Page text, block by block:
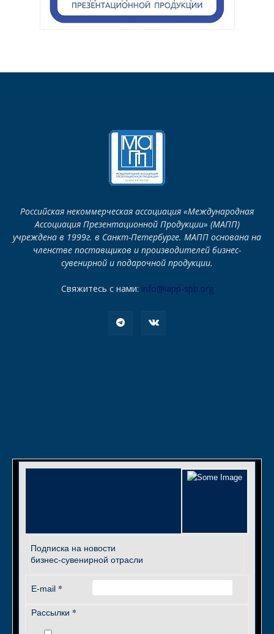
Российская некоммерческая ассоциация «Международная
Ассоциация Презентационной Продукции» (МАПП)
учреждена в 1999г. в Санкт-Петербурге. МАПП основана на
членстве поставщиков и производителей бизнес-
сувенирной и подарочной продукции.
Свяжитесь с нами: info@iapp-spb.org
Подписка на новости
бизнес-сувенирной отрасли
E-mail *
Рассылки *